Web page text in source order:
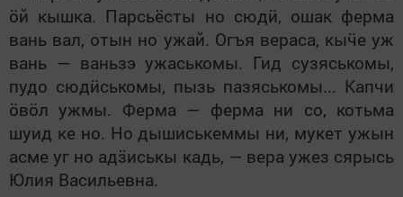
ӧй кышка. Парсьёсты но сюдӥ, ошак ферма
вань вал, отын но ужай. Огъя вераса, кыӵе уж
вань — ваньзэ ужаськомы. Гид сузяськомы,
пудо сюдӥськомы, пызь пазяськомы... Капчи
ӧвӧл ужмы. Ферма — ферма ни со, котьма
шуид ке но. Но дышиськеммы ни, мукет ужын
асме уг но адӟиськы кадь, — вера ужез сярысь
Юлия Васильевна.